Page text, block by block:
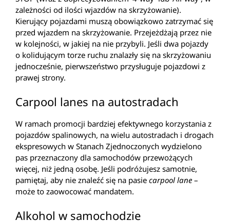
zależności od ilości wjazdów na skrzyżowanie).
Kierujący pojazdami muszą obowiązkowo zatrzymać się
przed wjazdem na skrzyżowanie. Przejeżdżają przez nie
w kolejności, w jakiej na nie przybyli. Jeśli dwa pojazdy
o kolidującym torze ruchu znalazły się na skrzyżowaniu
jednocześnie, pierwszeństwo przysługuje pojazdowi z
prawej strony.
Carpool lanes na autostradach
W ramach promocji bardziej efektywnego korzystania z
pojazdów spalinowych, na wielu autostradach i drogach
ekspresowych w Stanach Zjednoczonych wydzielono
pas przeznaczony dla samochodów przewożących
więcej, niż jedną osobę. Jeśli podróżujesz samotnie,
pamiętaj, aby nie znaleźć się na pasie carpool lane –
może to zaowocować mandatem.
Alkohol w samochodzie